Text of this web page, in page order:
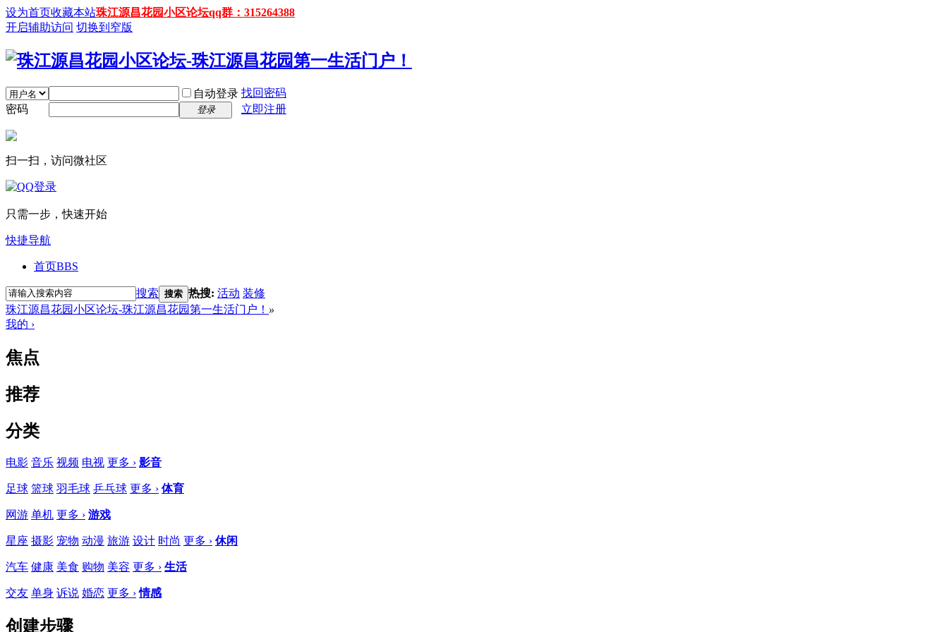
设为首页收藏本站珠江源昌花园小区论坛qq群：315264388
开启辅助访问 切换到窄版
自动登录 找回密码
密码
登录 立即注册
扫一扫，访问微社区
只需一步，快速开始
快捷导航
首页BBS
搜索 搜索 热搜: 活动 装修
珠江源昌花园小区论坛-珠江源昌花园第一生活门户！ »
我的 ›
焦点
推荐
分类
电影 音乐 视频 电视 更多 › 影音
足球 篮球 羽毛球 乒乓球 更多 › 体育
网游 单机 更多 › 游戏
星座 摄影 宠物 动漫 旅游 设计 时尚 更多 › 休闲
汽车 健康 美食 购物 美容 更多 › 生活
交友 单身 诉说 婚恋 更多 › 情感
创建步骤